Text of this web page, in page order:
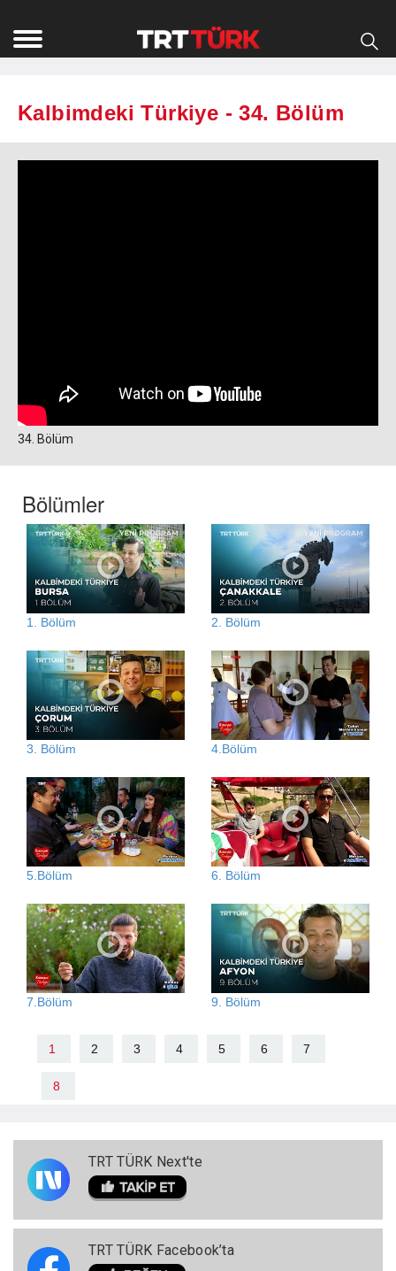
Kalbimdeki Türkiye - 34. Bölüm
34. Bölüm
Bölümler
1. Bölüm 2. Bölüm
3. Bölüm 4.Bölüm
5.Bölüm 6. Bölüm
7.Bölüm 9. Bölüm
1 2 3 4 5 6 7
8
TRT TÜRK Next'te
TRT TÜRK Facebook’ta